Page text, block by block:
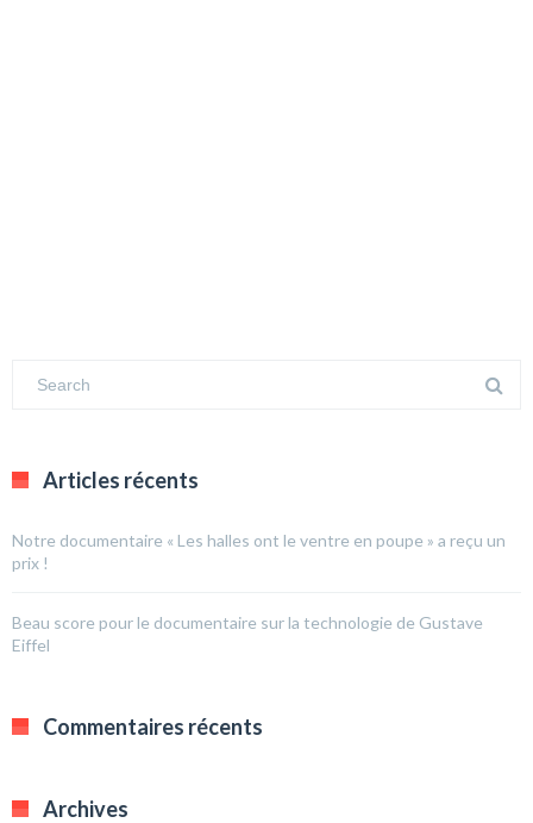
Articles récents
Notre documentaire « Les halles ont le ventre en poupe » a reçu un
prix !
Beau score pour le documentaire sur la technologie de Gustave
Eiffel
Commentaires récents
Archives